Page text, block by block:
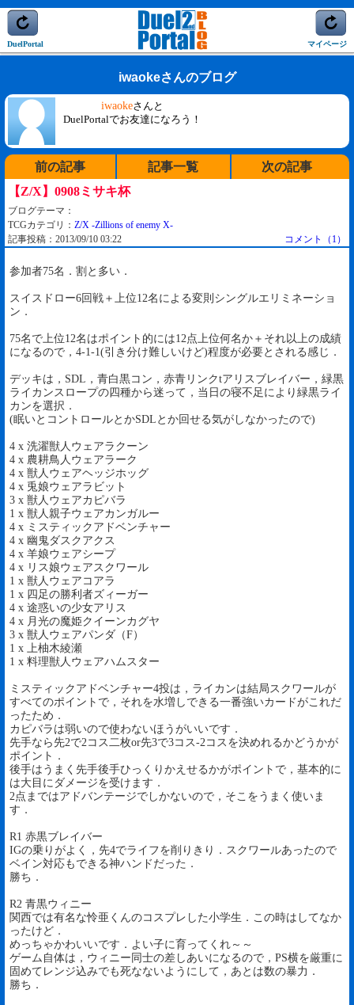
DuelPortal マイページ
iwaokeさんのブログ
iwaokeさんと
DuelPortalでお友達になろう！
前の記事 記事一覧
次の記事
【Z/X】0908ミサキ杯
ブログテーマ：
TCGカテゴリ： Z/X -Zillions of enemy X-
記事投稿：2013/09/10 03:22
コメント（1）
参加者75名．割と多い．
スイスドロー6回戦＋上位12名による変則シングルエリミネーショ
ン．
75名で上位12名はポイント的には12点上位何名か＋それ以上の成績
になるので，4-1-1(引き分け難しいけど)程度が必要とされる感じ．
デッキは，SDL，青白黒コン，赤青リンクtアリスブレイバー，緑黒
ライカンスロープの四種から迷って，当日の寝不足により緑黒ライ
カンを選択．
(眠いとコントロールとかSDLとか回せる気がしなかったので)
4 x 洗濯獣人ウェアラクーン
4 x 農耕鳥人ウェアラーク
4 x 獣人ウェアヘッジホッグ
4 x 兎娘ウェアラビット
3 x 獣人ウェアカピバラ
1 x 獣人親子ウェアカンガルー
4 x ミスティックアドベンチャー
4 x 幽鬼ダスクアクス
4 x 羊娘ウェアシープ
4 x リス娘ウェアスクワール
1 x 獣人ウェアコアラ
1 x 四足の勝利者ズィーガー
4 x 途惑いの少女アリス
4 x 月光の魔姫クイーンカグヤ
3 x 獣人ウェアパンダ（F）
1 x 上柚木綾瀬
1 x 料理獣人ウェアハムスター
ミスティックアドベンチャー4投は，ライカンは結局スクワールが
すべてのポイントで，それを水増しできる一番強いカードがこれだ
ったため．
カピバラは弱いので使わないほうがいいです．
先手なら先2で2コス二枚or先3で3コス-2コスを決めれるかどうかが
ポイント．
後手はうまく先手後手ひっくりかえせるかがポイントで，基本的に
は大目にダメージを受けます．
2点まではアドバンテージでしかないので，そこをうまく使いま
す．
R1 赤黒ブレイバー
IGの乗りがよく，先4でライフを削りきり．スクワールあったので
ベイン対応もできる神ハンドだった．
勝ち．
R2 青黒ウィニー
関西では有名な怜亜くんのコスプレした小学生．この時はしてなか
ったけど．
めっちゃかわいいです．よい子に育ってくれ～～
ゲーム自体は，ウィニー同士の差しあいになるので，PS横を厳重に
固めてレンジ込みでも死なないようにして，あとは数の暴力．
勝ち．